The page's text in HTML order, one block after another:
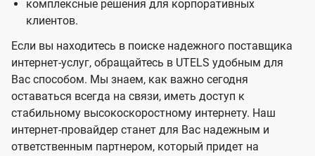
комплексные решения для корпоративных
клиентов.
Если вы находитесь в поиске надежного поставщика
интернет-услуг, обращайтесь в UTELS удобным для
Вас способом. Мы знаем, как важно сегодня
оставаться всегда на связи, иметь доступ к
стабильному высокоскоростному интернету. Наш
интернет-провайдер станет для Вас надежным и
ответственным партнером, который придет на